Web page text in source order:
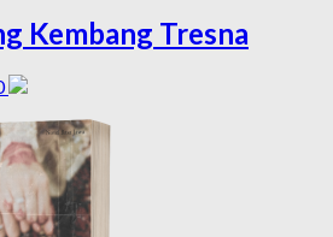
Kembang Tresna